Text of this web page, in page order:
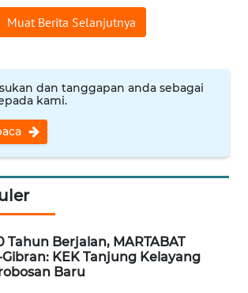
Muat Berita Selanjutnya
dan tanggapan anda sebagai
kami.
Tahun Berjalan, MARTABAT
KEK Tanjung Kelayang
Baru